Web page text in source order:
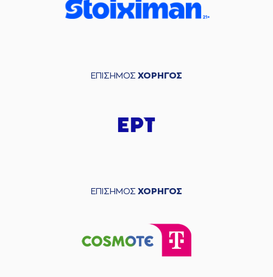
ΕΠΙΣΗΜΟΣ ΧΟΡΗΓΟΣ
ΕΠΙΣΗΜΟΣ ΧΟΡΗΓΟΣ